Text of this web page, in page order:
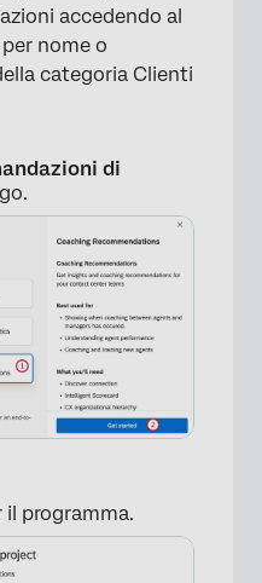
accedendo al
nome o
categoria Clienti
di
il programma.